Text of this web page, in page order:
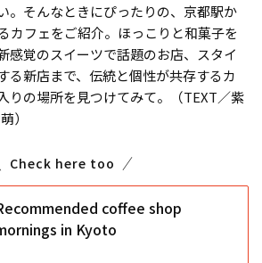
。そんなときにぴったりの、京都駅か
カフェをご紹介。ほっこりと和菓子を
感覚のスイーツで話題のお店、スタイ
る新店まで、伝統と個性が共存するカ
りの場所を見つけてみて。（TEXT／紫
）
Check here too
coffee shop
in Kyoto